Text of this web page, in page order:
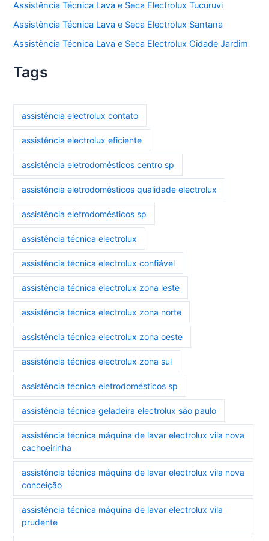
Assistência Técnica Lava e Seca Electrolux Tucuruvi
Assistência Técnica Lava e Seca Electrolux Santana
Assistência Técnica Lava e Seca Electrolux Cidade Jardim
Tags
assistência electrolux contato
assistência electrolux eficiente
assistência eletrodomésticos centro sp
assistência eletrodomésticos qualidade electrolux
assistência eletrodomésticos sp
assistência técnica electrolux
assistência técnica electrolux confiável
assistência técnica electrolux zona leste
assistência técnica electrolux zona norte
assistência técnica electrolux zona oeste
assistência técnica electrolux zona sul
assistência técnica eletrodomésticos sp
assistência técnica geladeira electrolux são paulo
assistência técnica máquina de lavar electrolux vila nova
cachoeirinha
assistência técnica máquina de lavar electrolux vila nova
conceição
assistência técnica máquina de lavar electrolux vila
prudente